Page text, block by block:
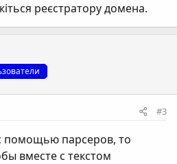
реєстратору домена.
#3
помощью парсеров, то
вместе с текстом